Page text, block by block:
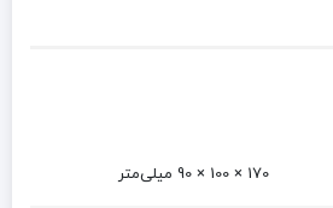
170 × 100 × 90 میلی‌متر